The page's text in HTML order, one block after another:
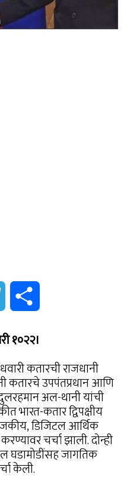
Telegram
१०२२।
कतारची राजधानी
कतारचे उपपंतप्रधान आणि
अल-थानी यांची
भारत-कतार द्विपक्षीय
डिजिटल आर्थिक
चर्चा झाली. दोन्ही
घडामोडींसह जागतिक
केली.